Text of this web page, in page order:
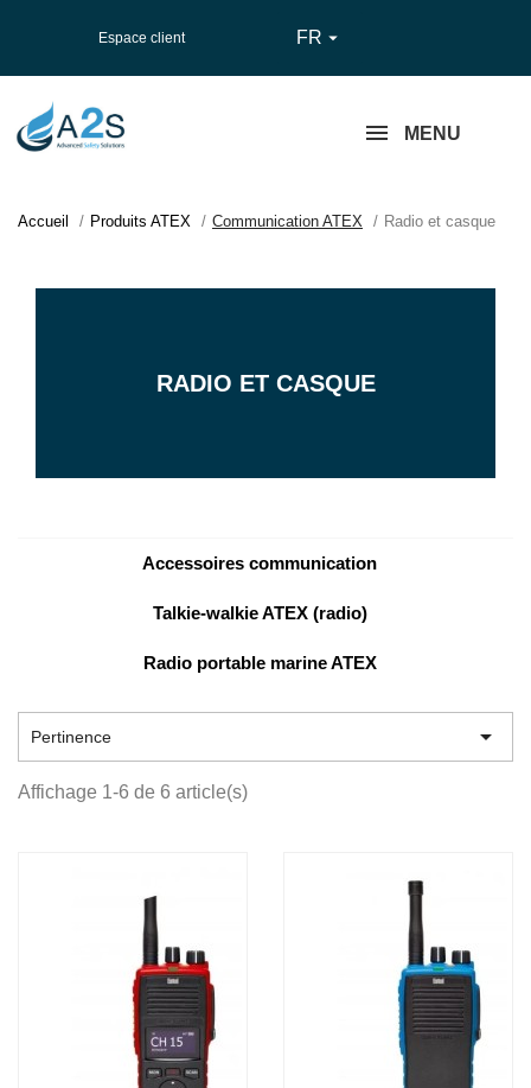
Espace client FR 
MENU
Accueil Produits ATEX Communication ATEX Radio et casque
RADIO ET CASQUE
Accessoires communication
Talkie-walkie ATEX (radio)
Radio portable marine ATEX
Pertinence 
Affichage 1-6 de 6 article(s)